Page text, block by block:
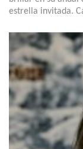
estrella invitada.